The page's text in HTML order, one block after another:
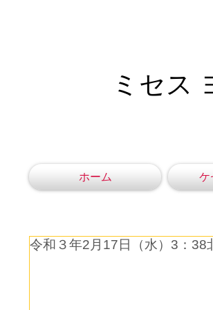
ミセス
ホーム ケ
令和３年2月17日（水）3：38